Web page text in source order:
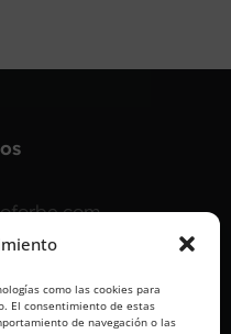
como las cookies para
El consentimiento de estas
de navegación o las